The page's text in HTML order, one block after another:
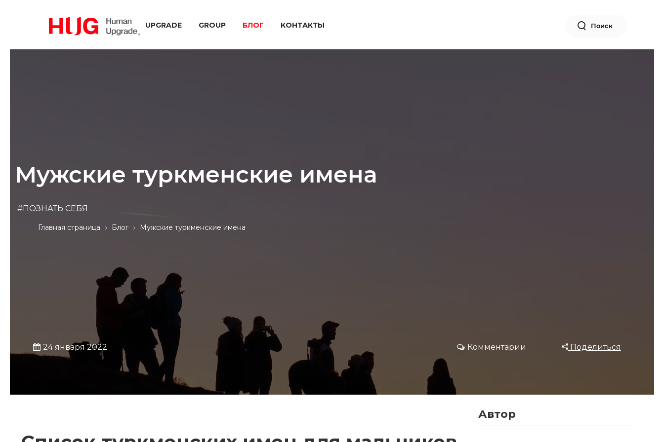
UPGRADE GROUP БЛОГ КОНТАКТЫ Поиск
Главная страница Блог Мужские туркменские имена
Мужские туркменские имена
#ПОЗНАТЬ СЕБЯ
24 января 2022 Комментарии Поделиться
Автор